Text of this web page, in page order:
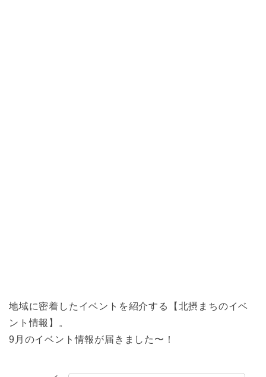
地域に密着したイベントを紹介する【北摂まちのイベ
ント情報】。
9月のイベント情報が届きました〜！